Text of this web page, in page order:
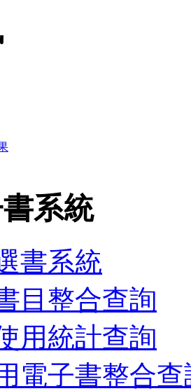
系統
書系統
目整合查詢
用統計查詢
電子書整合查